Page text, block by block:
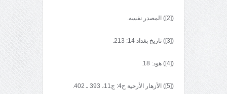
([2]) المصدر نفسه.
([3]) تاريخ بغداد 14: 213.
([4]) هود: 18.
([5]) الأزهار الأرجية ح4: ج11، 393 ـ 402.